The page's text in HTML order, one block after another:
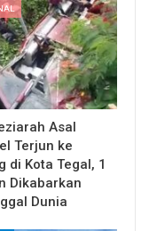
Asal
Terjun ke
di Kota Tegal, 1
Dikabarkan
Dunia